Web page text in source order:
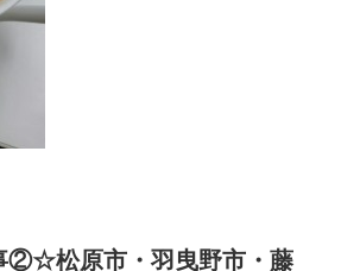
②☆松原市・羽曳野市・藤